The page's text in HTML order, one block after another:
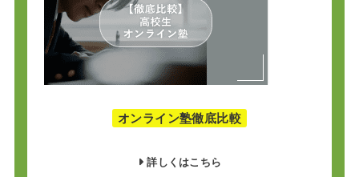
オンライン塾徹底比較
詳しくはこちら